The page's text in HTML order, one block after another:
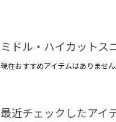
ミドル・ハイカットス
現在おすすめアイテムはありません
最近チェックしたアイ